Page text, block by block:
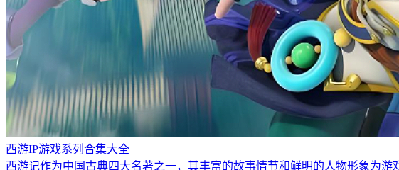
西游IP游戏系列合集大全
西游记作为中国古典四大名著之一，其丰富的故事情节和鲜明的人物形象为